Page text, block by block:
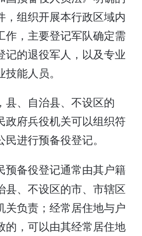
，组织开展本行政区域内
作，主要登记军队确定需
记的退役军人，以及专业
能人员。
县、自治县、不设区的
政府兵役机关可以组织符
进行预备役登记。
预备役登记通常由其户籍
县、不设区的市、市辖区
关负责；经常居住地与户
的，可以由其经常居住地